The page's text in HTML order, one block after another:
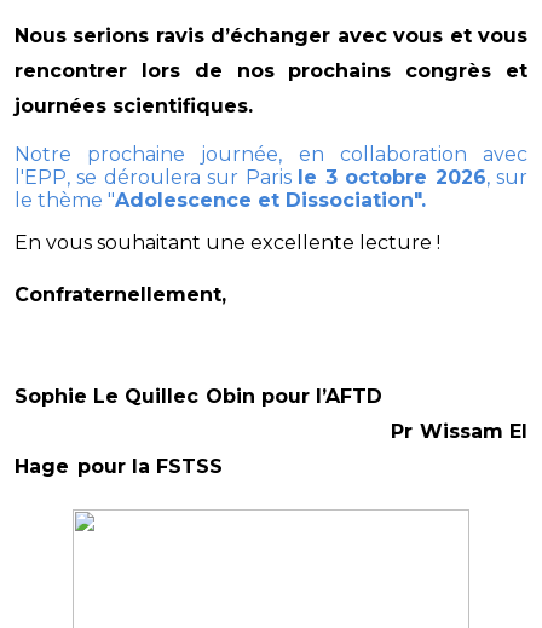
Nous serions ravis d’échanger avec vous et vous
rencontrer lors de nos prochains congrès et
journées scientifiques.
Notre prochaine journée, en collaboration avec
l'EPP, se déroulera sur Paris le 3 octobre 2026, sur
le thème "Adolescence et Dissociation".
En vous souhaitant une excellente lecture !
Confraternellement,
Sophie Le Quillec Obin pour l’AFTD
Pr Wissam El
Hage pour la FSTSS